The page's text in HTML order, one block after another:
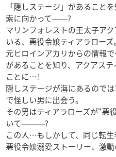
「隠しステージ」があること
索に向かって――?
マリンフォレストの王太子ア
いる、悪役令嬢ティアラローズ。
元ヒロインアカリからの情報
があることを知り、アクアス
ことに…!
隠しステージが海にあるので
で怪しい男に出会う。
その男はティアラローズが“悪
いて―――?
この人…もしかして、同じ転生
悪役令嬢溺愛ストーリー、激